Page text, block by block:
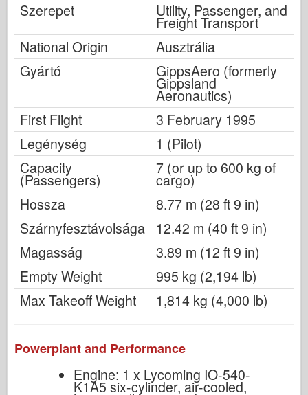
Szerepet
Utility, Passenger, and
Freight Transport
National Origin
Ausztrália
Gyártó
GippsAero (formerly
Gippsland
Aeronautics)
First Flight
3 February 1995
Legénység
1 (Pilot)
Capacity
(Passengers)
7 (or up to 600 kg of
cargo)
Hossza
8.77 m (28 ft 9 in)
Szárnyfesztávolsága
12.42 m (40 ft 9 in)
Magasság
3.89 m (12 ft 9 in)
Empty Weight
995 kg (2,194 lb)
Max Takeoff Weight
1,814 kg (4,000 lb)
Powerplant and Performance
Engine: 1 x Lycoming IO-540-
K1A5 six-cylinder, air-cooled,